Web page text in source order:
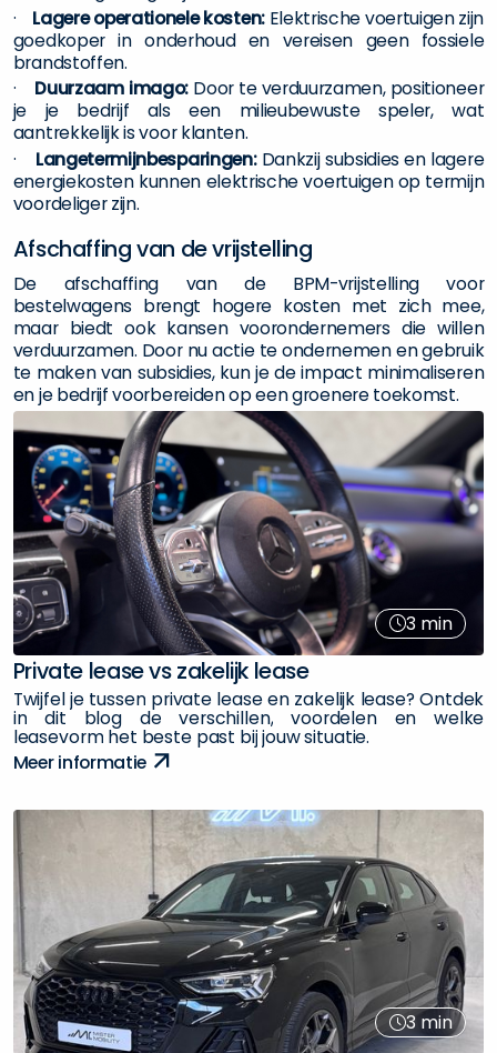
· Lagere operationele kosten:Elektrische voertuigen zijn
goedkoper in onderhoud en vereisen geen fossiele
brandstoffen.
· Duurzaam imago:Door te verduurzamen, positioneer
je je bedrijf als een milieubewuste speler, wat
aantrekkelijk is voor klanten.
· Langetermijnbesparingen:Dankzij subsidies en lagere
energiekosten kunnen elektrische voertuigen op termijn
voordeliger zijn.
Afschaffing van de vrijstelling
De afschaffing van de BPM-vrijstelling voor
bestelwagens brengt hogere kosten met zich mee,
maar biedt ook kansen voorondernemers die willen
verduurzamen. Door nu actie te ondernemen en gebruik
te maken van subsidies, kun je de impact minimaliseren
en je bedrijf voorbereiden op een groenere toekomst.
3 min
Private leasevszakelijk lease
Twijfelje tussen private leaseen zakelijk lease? Ontdek
in dit blog de verschillen, voordelen en welke
leasevorm het beste past bijjouwsituatie.
Meerinformatie
3 min